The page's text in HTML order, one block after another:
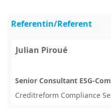
Referentin/Referent
Julian Piroué
Senior Consultant ESG-
Creditreform Compliance